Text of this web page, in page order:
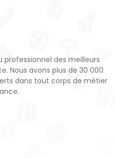
des meilleurs
Nous avons plus de 30 000
dans tout corps de métier